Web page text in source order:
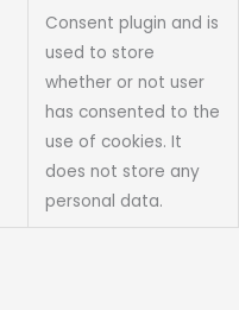
Consent plugin and is
used to store
whether or not user
has consented to the
use of cookies. It
does not store any
personal data.